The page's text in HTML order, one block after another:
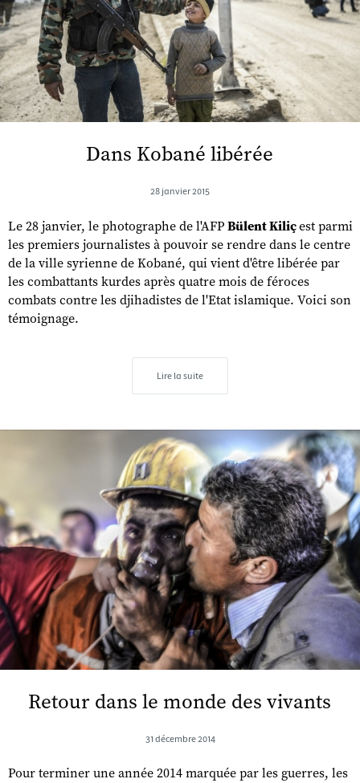
Dans Kobané libérée
28 janvier 2015
Le 28 janvier, le photographe de l'AFP Bülent Kiliçest parmi
les premiers journalistes à pouvoir se rendre dans le centre
de la ville syrienne de Kobané, qui vient d'être libérée par
les combattants kurdes après quatre mois de féroces
combats contre les djihadistes de l'Etat islamique. Voici son
témoignage.
Lire la suite
Retour dans le monde des vivants
31 décembre 2014
Pour terminer une année 2014 marquée par les guerres, les